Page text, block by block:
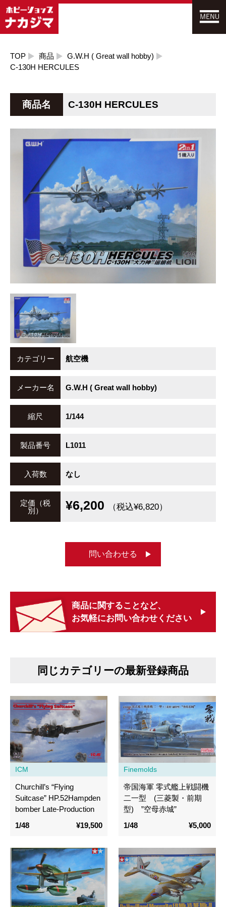
TOP 商品
G.W.H ( Great wall hobby)
C-130H HERCULES
商品名 C-130H HERCULES
カテゴリー 航空機
メーカー名 G.W.H ( Great wall hobby)
縮尺 1/144
製品番号 L1011
入荷数 なし
定価（税
別）
¥6,200 （税込¥6,820）
問い合わせる
商品に関することなど、
お気軽にお問い合わせください
同じカテゴリーの最新登録商品
ICM
Churchill’s “Flying
Suitcase” HP.52Hampden
bomber Late-Production
1/48
¥19,500
Finemolds
帝国海軍 零式艦上戦闘機
二一型 (三菱製・前期
型) ”空母赤城”
1/48
¥5,000